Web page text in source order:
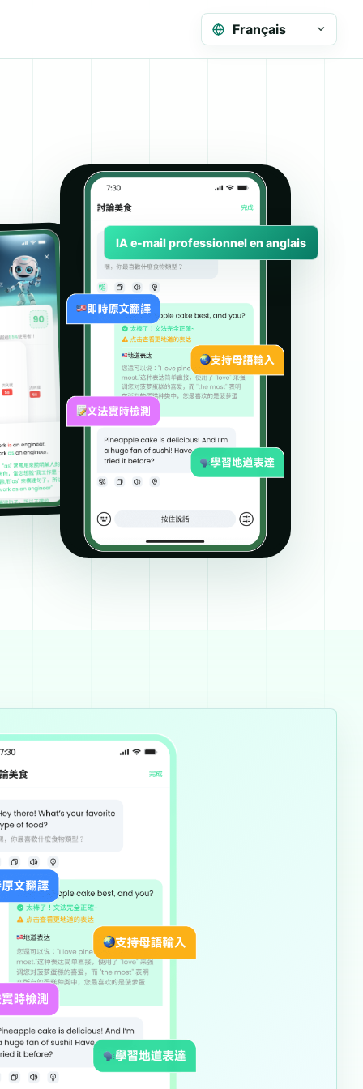
Français
IA e-mail professionnel en anglais